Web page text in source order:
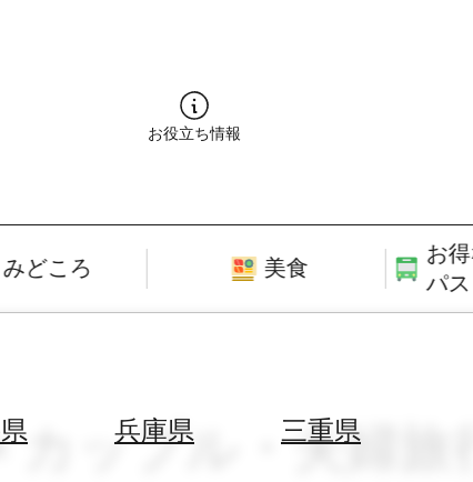
お役立ち情報
みどころ 美食
お
パス
兵庫県 三重県
カップル・夫婦